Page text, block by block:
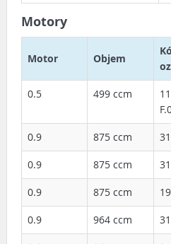
Motory
Motor Objem
0.5 499 ccm
0.9 875 ccm
0.9 875 ccm
0.9 875 ccm
0.9 964 ccm